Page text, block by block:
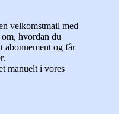
velkomstmail med
hvordan du
abonnement og får
manuelt i vores